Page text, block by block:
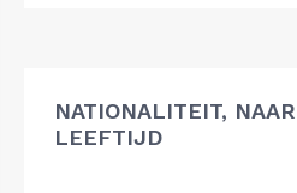
NATIONALITEIT, NAAR
LEEFTIJD